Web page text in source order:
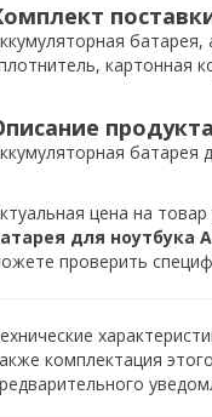
картонная
батарея
цена на
для ноутбука
проверить
комплектация